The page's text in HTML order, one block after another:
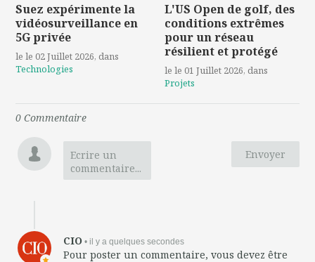
Suez expérimente la
vidéosurveillance en
5G privée
le le 02 Juillet 2026, dans
Technologies
L'US Open de golf, des
conditions extrêmes
pour un réseau
résilient et protégé
le le 01 Juillet 2026, dans
Projets
0 Commentaire
Envoyer
Ecrire un
commentaire...
CIO • il y a quelques secondes
Pour poster un commentaire, vous devez être